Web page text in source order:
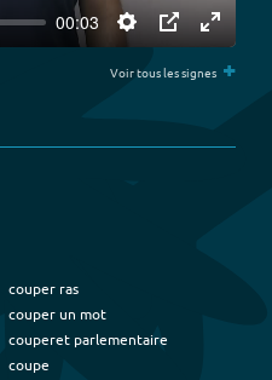
00:03
Settings
PIP
Enter
Voir tous les signes +
couper ras
couper un mot
couperet parlementaire
coupe